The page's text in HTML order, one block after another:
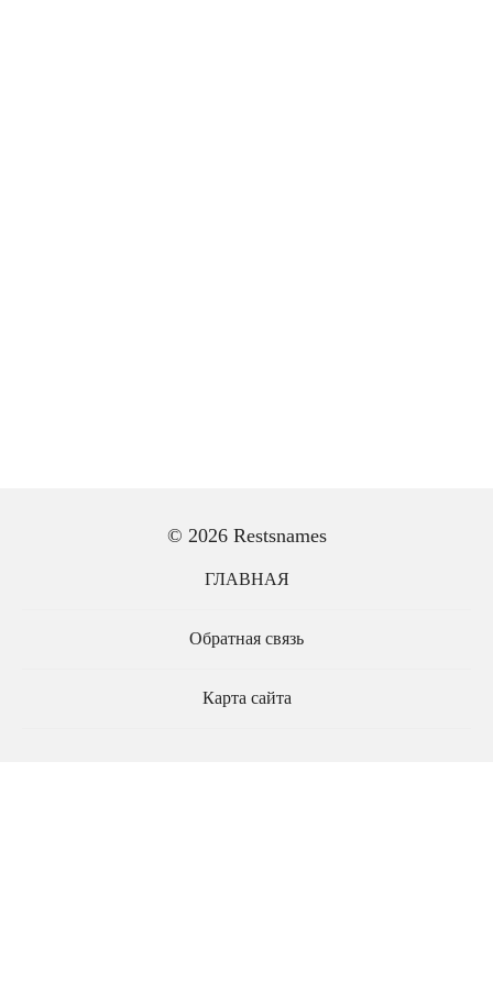
© 2026 Restsnames
ГЛАВНАЯ
Обратная связь
Карта сайта